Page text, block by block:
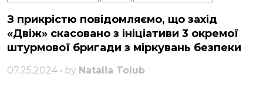
З прикрістю повідомляємо, що захід
«Двіж» скасовано з ініціативи 3 окремої
штурмової бригади з міркувань безпеки
07.25.2024 • by Natalia Tolub